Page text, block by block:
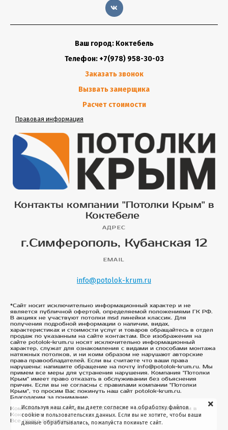
Ваш город: Коктебель
Телефон: +7(978) 958-30-03
Заказать звонок
Вызвать замерщика
Расчет стоимости
Правовая информация
Контакты компании "Потолки Крым" в
Коктебеле
АДРЕС
г.Симферополь, Кубанская 12
EMAIL
info@potolok-krum.ru
*Сайт носит исключительно информационный характер и не
является публичной офертой, определяемой положениями ГК РФ.
В акциях не участвуют потолки msd линейки классик. Для
получения подробной информации о наличии, видах,
характеристиках и стоимости услуг и товаров обращайтесь в отдел
продаж по указанным на сайте контактам. Все изображения на
сайте potolok-krum.ru носят исключительно информационный
характер, служат для ознакомления с видами и способами монтажа
натяжных потолков, и ни коим образом не нарушают авторские
права правообладателей. Если вы считаете что ваши права
нарушены: напишите обращение на почту info@potolok-krum.ru. Мы
примем все меры для устранения нарушения. Компания "Потолки
Крым" имеет право отказать в обслуживании без объяснения
причин. Если вы не согласны с правилами компании "Потолки
Крым", то просим Вас покинуть наш сайт potolok-krum.ru.
Благодарим за понимание.
Компания "Потолки Крым". ©2015-2024 - натяжные потолки в
Коктебеле
Все права защищены
Используя наш сайт, вы даете согласие на обработку файлов
cookie и пользовательских данных. Если вы не хотите, чтобы ваши
данные обрабатывались, пожалуйста покиньте сайт.